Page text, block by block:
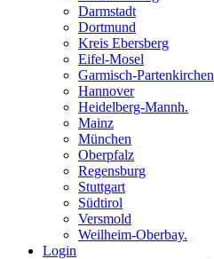
Darmstadt
Dortmund
Kreis Ebersberg
Eifel-Mosel
Garmisch-Partenkirchen
Hannover
Heidelberg-Mannh.
Mainz
München
Oberpfalz
Regensburg
Stuttgart
Südtirol
Versmold
Weilheim-Oberbay.
Login